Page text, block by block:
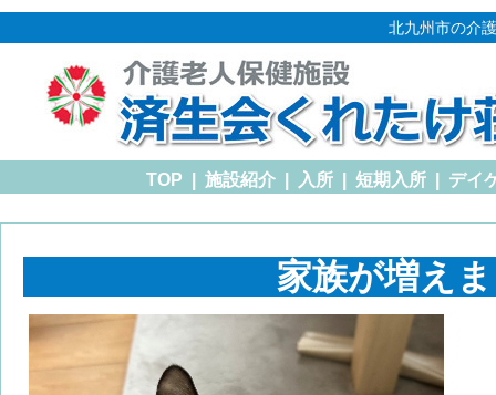
北九州市の介
TOP 施設紹介 入所 短期入所 デイ
家族が増え